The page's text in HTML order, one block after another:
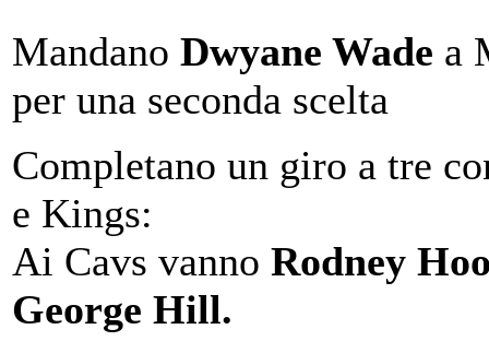
Mandano Dwyane Wade a
per una seconda scelta
Completano un giro a tre
e Kings:
Ai Cavs vanno Rodney
George Hill.